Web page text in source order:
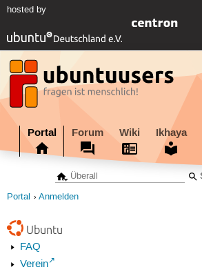
hosted by
Portal Forum Wiki Ikhaya
Portal Anmelden
Ubuntu
FAQ
Verein